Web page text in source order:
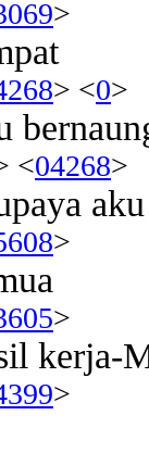
>
> <0>
<04268>
>
>
kerja-
>